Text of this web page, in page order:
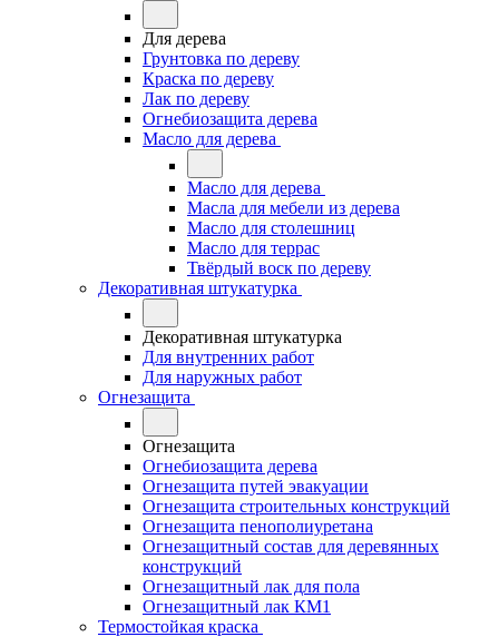
Для дерева
Грунтовка по дереву
Краска по дереву
Лак по дереву
Огнебиозащита дерева
Масло для дерева
Масло для дерева
Масла для мебели из дерева
Масло для столешниц
Масло для террас
Твёрдый воск по дереву
Декоративная штукатурка
Декоративная штукатурка
Для внутренних работ
Для наружных работ
Огнезащита
Огнезащита
Огнебиозащита дерева
Огнезащита путей эвакуации
Огнезащита строительных конструкций
Огнезащита пенополиуретана
Огнезащитный состав для деревянных
конструкций
Огнезащитный лак для пола
Огнезащитный лак КМ1
Термостойкая краска